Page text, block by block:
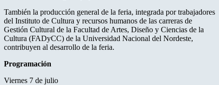
También la producción general de la feria, integrada por trabajadores
del Instituto de Cultura y recursos humanos de las carreras de
Gestión Cultural de la Facultad de Artes, Diseño y Ciencias de la
Cultura (FADyCC) de la Universidad Nacional del Nordeste,
contribuyen al desarrollo de la feria.
Programación
Viernes 7 de julio